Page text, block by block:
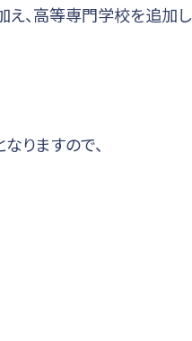
え、高等専門学校を追加し
りますので、